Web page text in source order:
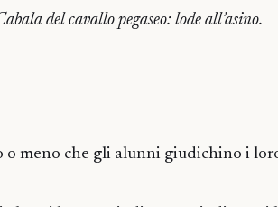
del cavallo pegaseo: lode all’asino.
o meno che gli alunni giudichino i